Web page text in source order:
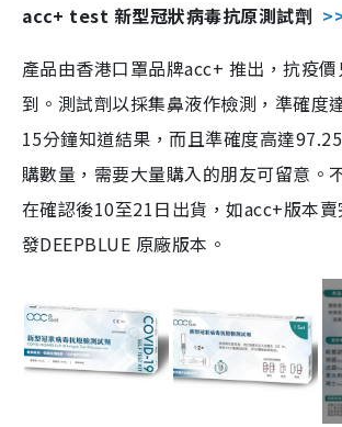
acc+ test 新型冠狀病毒抗原測試劑
產品由香港口罩品牌acc+ 推出，抗疫
到。測試劑以採集鼻液作檢測，準確度
15分鐘知道結果，而且準確度高達
購數量，需要大量購入的朋友可留意。
在確認後10至21日出貨，如acc+版本
發DEEPBLUE 原廠版本。